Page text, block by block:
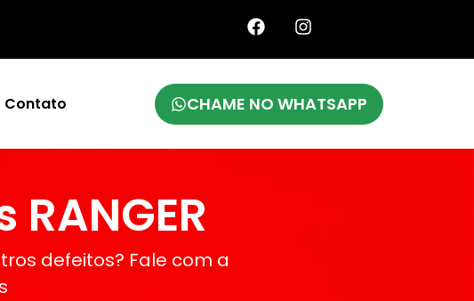
Contato CHAME NO WHATSAPP
defeitos? Fale com a